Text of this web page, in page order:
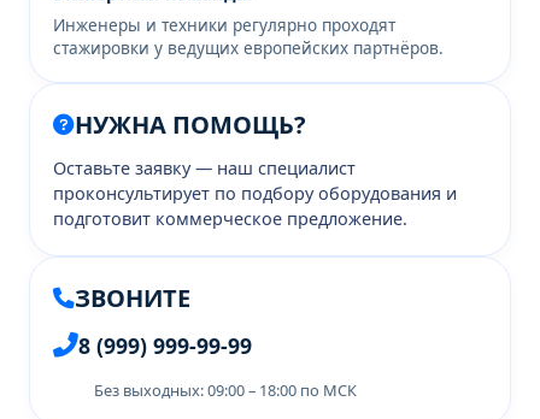
Инженеры и техники регулярно проходят
стажировки у ведущих европейских партнёров.
НУЖНА ПОМОЩЬ?
Оставьте заявку — наш специалист
проконсультирует по подбору оборудования и
подготовит коммерческое предложение.
ЗВОНИТЕ
8 (999) 999-99-99
Без выходных: 09:00 – 18:00 по МСК